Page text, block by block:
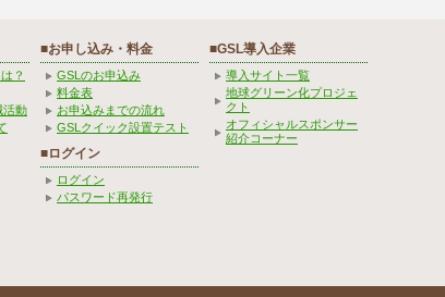
？
活動
■お申し込み・料金
GSLのお申込み
料金表
お申込みまでの流れ
GSLクイック設置テスト
■ログイン
ログイン
パスワード再発行
■GSL導入企業
導入サイト一覧
地球グリーン化プロジェ
クト
オフィシャルスポンサー
紹介コーナー